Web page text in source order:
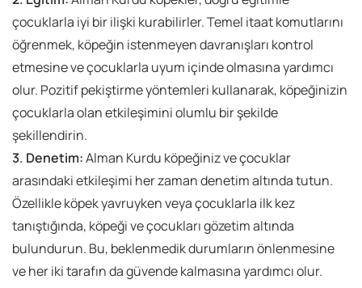
çocuklarla iyi bir ilişki kurabilirler. Temel itaat komutlarını
öğrenmek, köpeğin istenmeyen davranışları kontrol
etmesine ve çocuklarla uyum içinde olmasına yardımcı
olur. Pozitif pekiştirme yöntemleri kullanarak, köpeğinizin
çocuklarla olan etkileşimini olumlu bir şekilde
şekillendirin.
3. Denetim:Alman Kurdu köpeğiniz ve çocuklar
arasındaki etkileşimi her zaman denetim altında tutun.
Özellikle köpek yavruyken veya çocuklarla ilk kez
tanıştığında, köpeği ve çocukları gözetim altında
bulundurun. Bu, beklenmedik durumların önlenmesine
ve her iki tarafın da güvende kalmasına yardımcı olur.